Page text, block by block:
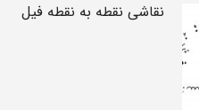
نقاشی نقطه به نقطه فیل